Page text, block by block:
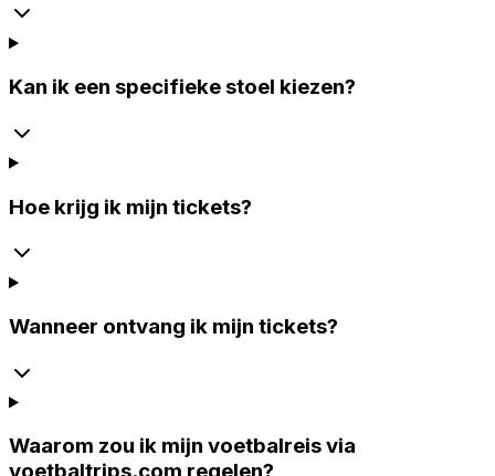
Kan ik een specifieke stoel kiezen?
Hoe krijg ik mijn tickets?
Wanneer ontvang ik mijn tickets?
Waarom zou ik mijn voetbalreis via